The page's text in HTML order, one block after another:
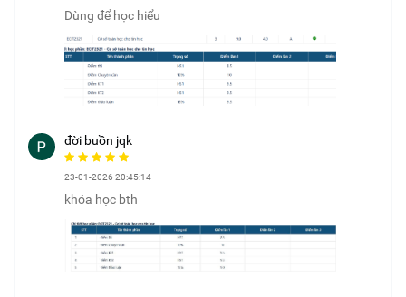
Dùng để học hiểu
đời buồn jqk
23-01-2026 20:45:14
khóa học bth